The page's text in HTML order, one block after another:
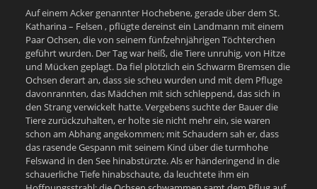
Auf einem Acker genannter Hochebene, gerade über dem St.
Katharina – Felsen , pflügte dereinst ein Landmann mit einem
Paar Ochsen, die von seinem fünfzehnjährigen Töchterchen
geführt wurden. Der Tag war heiß, die Tiere unruhig, von Hitze
und Mücken geplagt. Da fiel plötzlich ein Schwarm Bremsen die
Ochsen derart an, dass sie scheu wurden und mit dem Pfluge
davonrannten, das Mädchen mit sich schleppend, das sich in
den Strang verwickelt hatte. Vergebens suchte der Bauer die
Tiere zurückzuhalten, er holte sie nicht mehr ein, sie waren
schon am Abhang angekommen; mit Schaudern sah er, dass
das rasende Gespann mit seinem Kind über die turmhohe
Felswand in den See hinabstürzte. Als er händeringend in die
schauerliche Tiefe hinabschaute, da leuchtete ihm ein